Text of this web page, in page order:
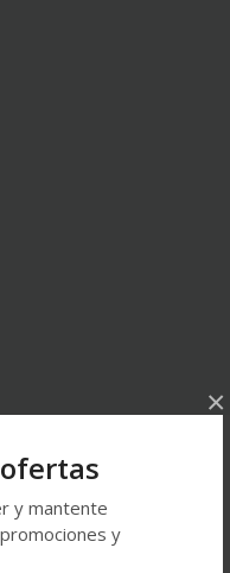
y mantente
y
×
Obregón km 22